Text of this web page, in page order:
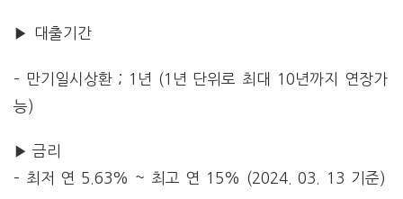
▶ 대출기간
– 만기일시상환 ; 1년 (1년 단위로 최대 10년까지 연장가
능)
▶ 금리
– 최저 연 5.63% ~ 최고 연 15% (2024. 03. 13 기준)